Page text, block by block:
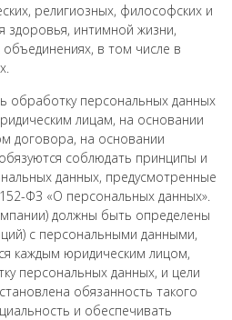
религиозных, философских и
здоровья, интимной жизни,
в том числе в
обработку персональных данных
лицам, на основании
договора, на основании
соблюдать принципы и
данных, предусмотренные
ФЗ «О персональных данных».
должны быть определены
с персональными данными,
каждым юридическим лицом,
персональных данных, и цели
обязанность такого
и обеспечивать